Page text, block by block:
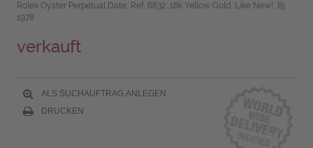
Rolex Oyster Perpetual Date, Ref. 6832, 18k Yellow Gold, Like New!, Bj.
1978
verkauft
ALS SUCHAUFTRAG ANLEGEN
DRUCKEN